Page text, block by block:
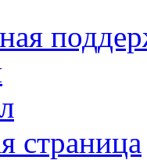
страница